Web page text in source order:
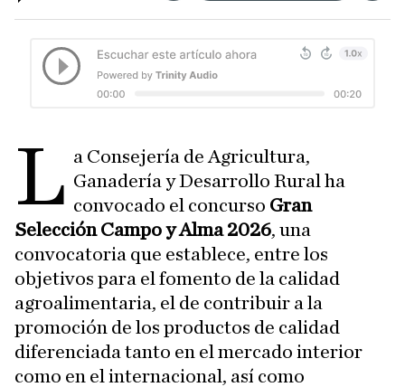
L a Consejería de Agricultura,
Ganadería y Desarrollo Rural ha
convocado el concurso Gran
Selección Campo y Alma 2026, una
convocatoria que establece, entre los
objetivos para el fomento de la calidad
agroalimentaria, el de contribuir a la
promoción de los productos de calidad
diferenciada tanto en el mercado interior
como en el internacional, así como